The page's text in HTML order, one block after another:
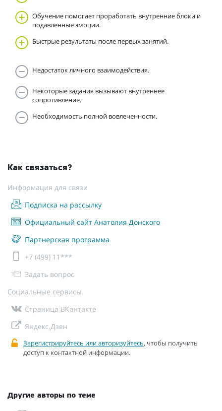
Обучение помогает проработать внутренние блоки и
подавленные эмоции.
Быстрые результаты после первых занятий.
Недостаток личного взаимодействия.
Некоторые задания вызывают внутреннее
сопротивление.
Необходимость полной вовлеченности.
Как связаться?
Информация для связи
Подписка на рассылку
Официальный сайт Анатолия Донского
Партнерская программа
+7 (499) 11***
Задать вопрос
Социальные сервисы
Страница ВКонтакте
Яндекс.Дзен
Зарегистрируйтесь или авторизуйтесь, чтобы получить
доступ к контактной информации.
Другие авторы по теме